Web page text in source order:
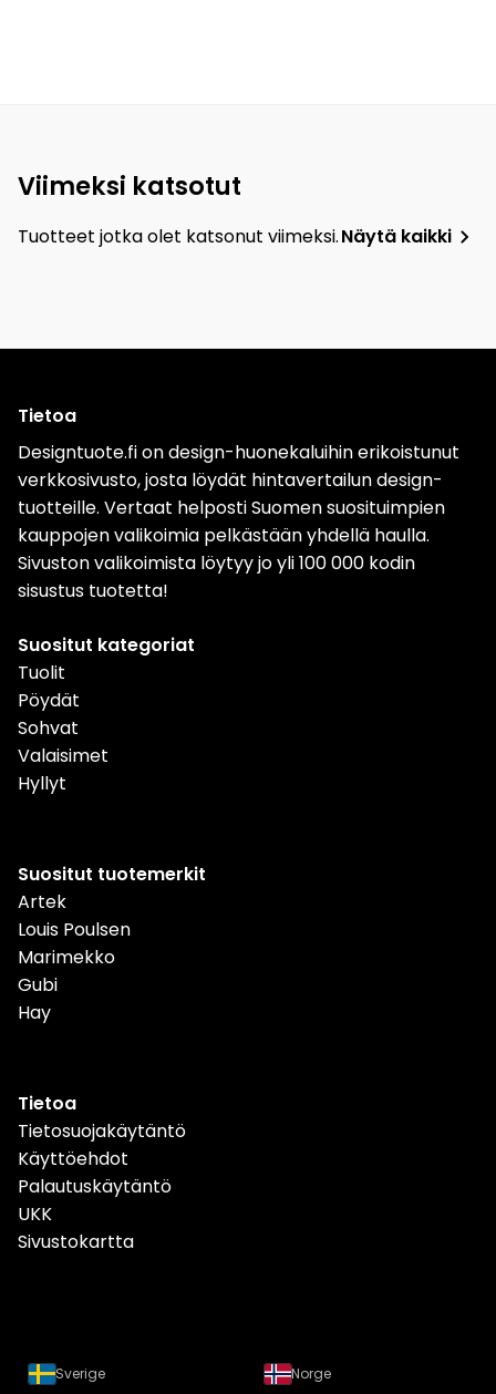
Viimeksi katsotut
Tuotteet jotka olet katsonut viimeksi.Näytä kaikki
Tietoa
Designtuote.fi on design-huonekaluihin erikoistunut
verkkosivusto, josta löydät hintavertailun design-
tuotteille. Vertaat helposti Suomen suosituimpien
kauppojen valikoimia pelkästään yhdellä haulla.
Sivuston valikoimista löytyy jo yli 100 000 kodin
sisustus tuotetta!
Suositut kategoriat
Tuolit
Pöydät
Sohvat
Valaisimet
Hyllyt
Suositut tuotemerkit
Artek
Louis Poulsen
Marimekko
Gubi
Hay
Tietoa
Tietosuojakäytäntö
Käyttöehdot
Palautuskäytäntö
UKK
Sivustokartta
Sverige Norge